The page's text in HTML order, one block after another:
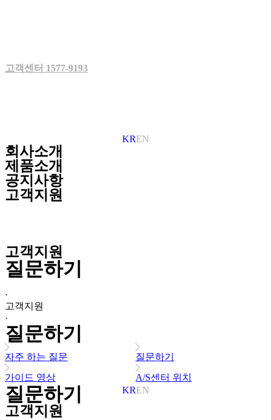
고객센터 1577-9193
KREN
회사소개
제품소개
공지사항
고객지원
KREN
고객지원
질문하기
·
고객지원
·
질문하기
자주 하는 질문 질문하기
가이드 영상 A/S센터 위치
질문하기
고객지원